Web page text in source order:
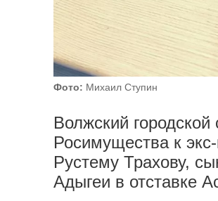
Фото: Михаил Ступин
Волжский городской
Росимущества к
Рустему Трахову,
Адыгеи в отставке